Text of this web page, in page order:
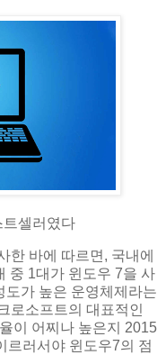
셀러였다
한 바에 따르면, 국내에
중 1대가 윈도우 7을 사
도가 높은 운영체제라는
로소프트의 대표적인
이 어찌나 높은지 2015
르러서야 윈도우7의 점